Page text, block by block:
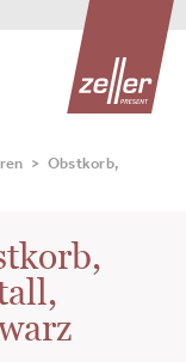
>
Obstkorb,